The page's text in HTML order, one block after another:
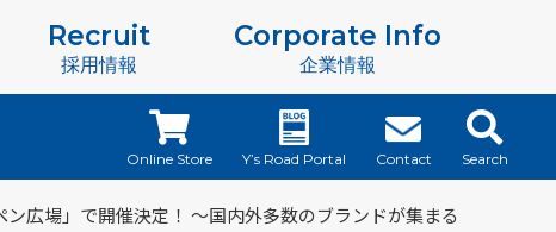
Recruit
採用情報
Corporate Info
企業情報
Online Store Y’s Road Portal Contact Search
広場」で開催決定！ ～国内外多数のブランドが集まる